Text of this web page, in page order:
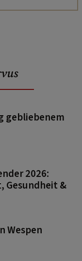
gebliebenem
2026:
Gesundheit &
Wespen